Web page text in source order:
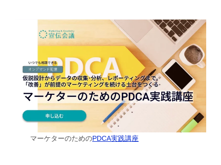
マーケターのためのPDCA実践講座